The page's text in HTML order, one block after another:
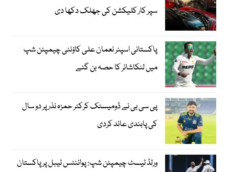
سپر کار کلیکشن کی جھلک دکھا دی
پاکستانی اسپنر نعمان علی کاؤنٹی چیمپئن شپ
میں لنکاشائر کا حصہ بن گئے
پی سی بی نے ڈومیسٹک کرکٹر حمزہ نذر پر دو سال
کی پابندی عائد کردی
ورلڈ ٹیسٹ چیمپئن شپ: پوائنٹس ٹیبل پر پاکستان